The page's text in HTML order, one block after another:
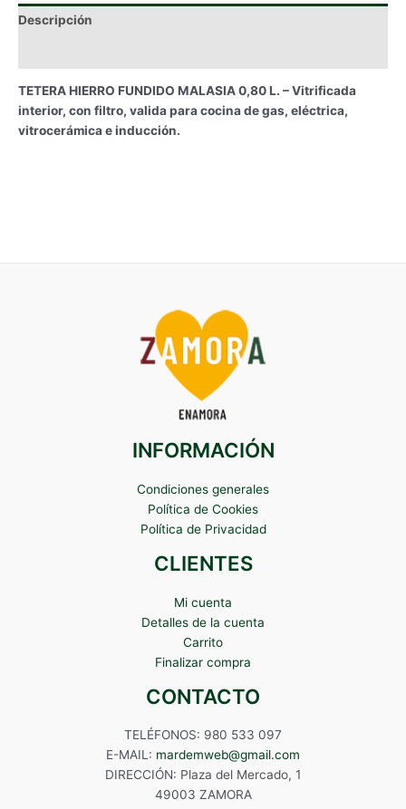
Descripción
TETERA HIERRO FUNDIDO MALASIA 0,80 L. – Vitrificada
interior, con filtro, valida para cocina de gas, eléctrica,
vitrocerámica e inducción.
INFORMACIÓN
Condiciones generales
Política de Cookies
Política de Privacidad
CLIENTES
Mi cuenta
Detalles de la cuenta
Carrito
Finalizar compra
CONTACTO
TELÉFONOS: 980 533 097
E-MAIL: mardemweb@gmail.com
DIRECCIÓN: Plaza del Mercado, 1
49003 ZAMORA